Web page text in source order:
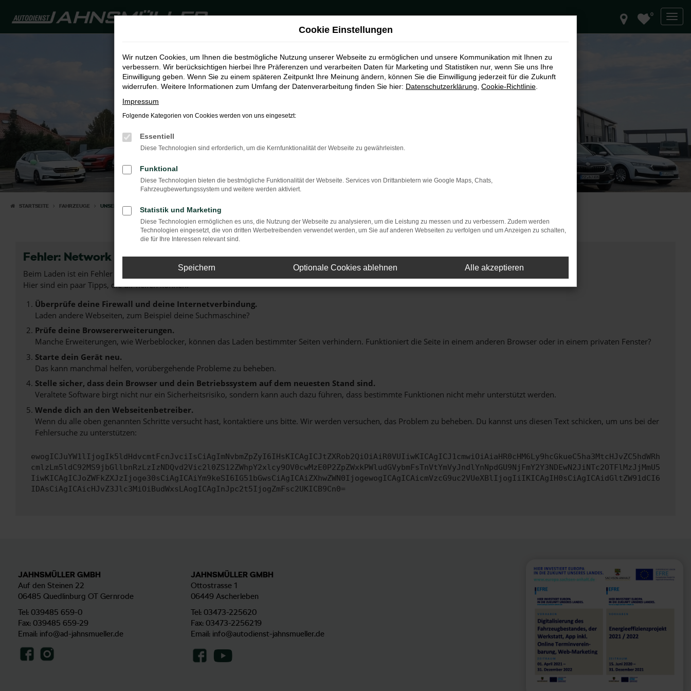
Zum
Hauptinhalt
springen
0
STARTSEITE FAHRZEUGE UNSERE FAHRZEUGE
Fehler: Network Error
Beim Laden ist ein Fehler aufgetreten.
Hier sind ein paar Tipps, die dir helfen können:
Überprüfe deine Firewall und deine Internetverbindung.
Laden andere Webseiten, zum Beispiel deine Suchmaschine?
Prüfe deine Browsererweiterungen.
Manche Erweiterungen, wie Werbeblocker, können das Laden bestimmter Seiten verhindern. Funktioniert die Seite in einem anderen Browser oder in einem privaten Fenster?
Starte dein Gerät neu.
Das kann manchmal helfen, vorübergehende Probleme zu beheben.
Stelle sicher, dass dein Browser und dein Betriebssystem auf dem neuesten Stand sind.
Veraltete Software birgt nicht nur ein Sicherheitsrisiko, sondern kann auch dazu führen, dass bestimmte Funktionen nicht mehr unterstützt werden.
Wende dich an den Webseitenbetreiber.
Wenn du alle oben genannten Schritte versucht hast, kontaktiere uns bitte. Wir werden versuchen, das Problem zu beheben. Du kannst uns diesen Text schicken, um uns bei der
Fehlersuche zu unterstützen:
ewogICJuYW1lIjogIk5ldHdvcmtFcnJvciIsCiAgImNvbmZpZyI6IHsKICAgICJtZXRob2QiOiAiR0VUIiwKICAgICJ1cmwiOiAiaHR0cHM6Ly9hcGkueC5ha3MtcHJvZC5hdWRh
cmlzLm5ldC92MS9jbGllbnRzLzIzNDQvd2Vic2l0ZS12ZWhpY2xlcy9OV0cwMzE0P2ZpZWxkPWludGVybmFsTnVtYmVyJndlYnNpdGU9NjFmY2Y3NDEwN2JiNTc2OTFlMzJjMmU5
IiwKICAgICJoZWFkZXJzIjoge30sCiAgICAiYm9keSI6IG51bGwsCiAgICAiZXhwZWN0IjogewogICAgICAicmVzcG9uc2VUeXBlIjogIiIKICAgIH0sCiAgICAidGltZW91dCI6
IDAsCiAgICAicHJvZ3Jlc3MiOiBudWxsLAogICAgInJpc2t5IjogZmFsc2UKICB9Cn0=
JAHNSMÜLLER GMBH
Auf den Steinen 22
06485 Quedlinburg OT Gernrode
Tel: 039485 659-0
Fax: 039485 659-29
Email: info@ad-jahnsmueller.de
JAHNSMÜLLER GMBH
Ottostrasse 1
06449 Ascherleben
Tel: 03473-225620
Fax: 03473-2256219
Email: info@autodienst-jahnsmueller.de
Cookie Einstellungen
Wir nutzen Cookies, um Ihnen die bestmögliche Nutzung unserer Webseite zu ermöglichen und unsere Kommunikation mit Ihnen zu
verbessern. Wir berücksichtigen hierbei Ihre Präferenzen und verarbeiten Daten für Marketing und Statistiken nur, wenn Sie uns Ihre
Einwilligung geben. Wenn Sie zu einem späteren Zeitpunkt Ihre Meinung ändern, können Sie die Einwilligung jederzeit für die Zukunft
widerrufen. Weitere Informationen zum Umfang der Datenverarbeitung finden Sie hier: Datenschutzerklärung Cookie-Richtlinie
Impressum
Folgende Kategorien von Cookies werden von uns eingesetzt:
Essentiell
Diese Technologien sind erforderlich, um die Kernfunktionalität der Webseite zu gewährleisten.
Funktional
Diese Technologien bieten die bestmögliche Funktionalität der Webseite. Services von Drittanbietern wie Google Maps, Chats,
Fahrzeugbewertungssystem und weitere werden aktiviert.
Statistik und Marketing
Diese Technologien ermöglichen es uns, die Nutzung der Webseite zu analysieren, um die Leistung zu messen und zu verbessern. Zudem werden
Technologien eingesetzt, die von dritten Werbetreibenden verwendet werden, um Sie auf anderen Webseiten zu verfolgen und um Anzeigen zu schalten,
die für Ihre Interessen relevant sind.
Speichern Optionale Cookies ablehnen Alle akzeptieren